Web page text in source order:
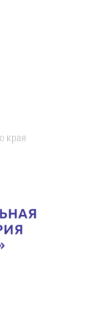
края